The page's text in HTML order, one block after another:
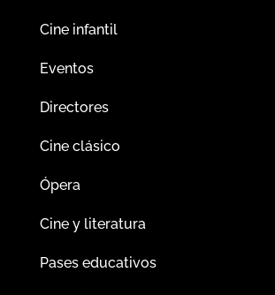
Cine infantil
Eventos
Directores
Cine clásico
Ópera
Cine y literatura
Pases educativos